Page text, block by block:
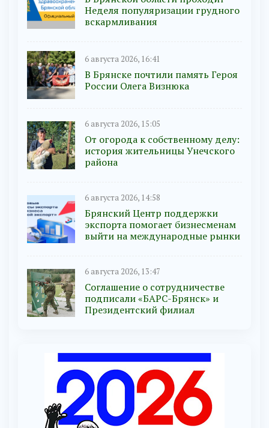
Неделя популяризации грудного
вскармливания
6 августа 2026, 16:41
В Брянске почтили память Героя
России Олега Визнюка
6 августа 2026, 15:05
От огорода к собственному делу:
история жительницы Унечского
района
6 августа 2026, 14:58
Брянский Центр поддержки
экспорта помогает бизнесменам
выйти на международные рынки
6 августа 2026, 13:47
Соглашение о сотрудничестве
подписали «БАРС-Брянск» и
Президентский филиал